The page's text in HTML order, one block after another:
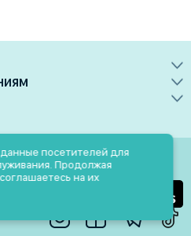
разрешено только при
источник
посетителей для
Продолжая
на их